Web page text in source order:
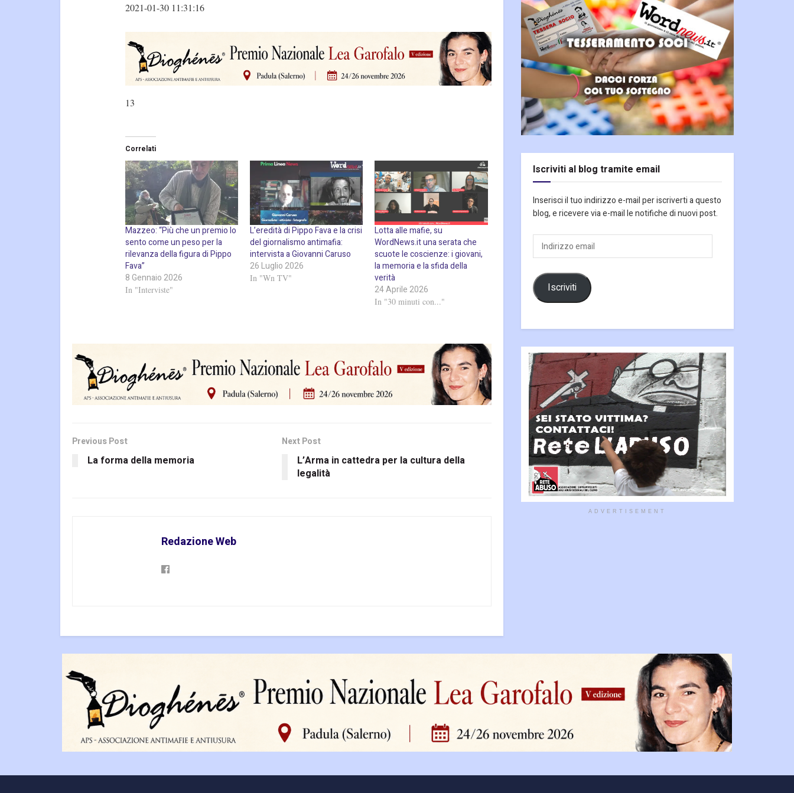
2021-01-30 11:31:16
13
Correlati
Mazzeo: “Più che un premio lo
sento come un peso per la
rilevanza della figura di Pippo
Fava”
8 Gennaio 2026
In "Interviste"
L’eredità di Pippo Fava e la crisi
del giornalismo antimafia:
intervista a Giovanni Caruso
26 Luglio 2026
In "Wn TV"
Lotta alle mafie, su
WordNews.it una serata che
scuote le coscienze: i giovani,
la memoria e la sfida della
verità
24 Aprile 2026
In "30 minuti con..."
Previous Post
La forma della memoria
Next Post
L’Arma in cattedra per la cultura della
legalità
Redazione Web
Iscriviti al blog tramite email
Inserisci il tuo indirizzo e-mail per iscriverti a questo
blog, e ricevere via e-mail le notifiche di nuovi post.
Indirizzo
email
Iscriviti
ADVERTISEMENT